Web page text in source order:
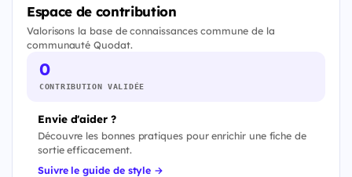
Espace de contribution
Valorisons la base de connaissances commune de la
communauté Quodat.
0
CONTRIBUTION VALIDÉE
Envie d'aider ?
Découvre les bonnes pratiques pour enrichir une fiche de
sortie efficacement.
Suivre le guide de style →